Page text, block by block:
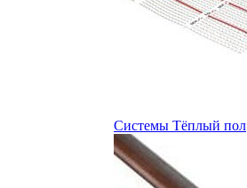
Системы Тёплый пол